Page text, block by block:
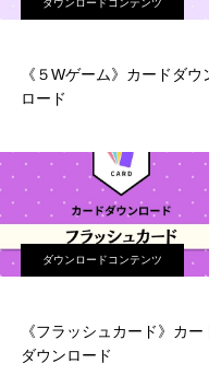
ダウンロードコンテンツ
《５Wゲーム》カードダウ
ロード
ダウンロードコンテンツ
《フラッシュカード》カー
ダウンロード